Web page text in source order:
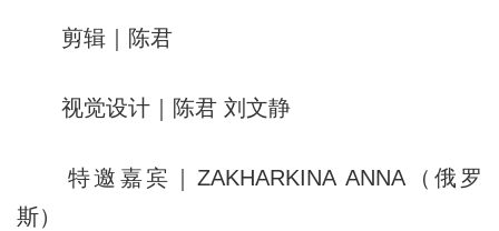
剪辑｜陈君
视觉设计｜陈君 刘文静
特邀嘉宾｜ZAKHARKINA ANNA（俄罗
斯）